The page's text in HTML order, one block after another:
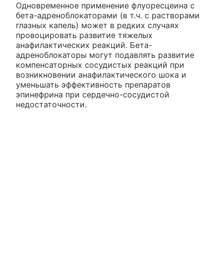
Одновременное применение флуоресцеина с
бета-адреноблокаторами (в т.ч. с растворами
глазных капель) может в редких случаях
провоцировать развитие тяжелых
анафилактических реакций. Бета-
адреноблокаторы могут подавлять развитие
компенсаторных сосудистых реакций при
возникновении анафилактического шока и
уменьшать эффективность препаратов
эпинефрина при сердечно-сосудистой
недостаточности.